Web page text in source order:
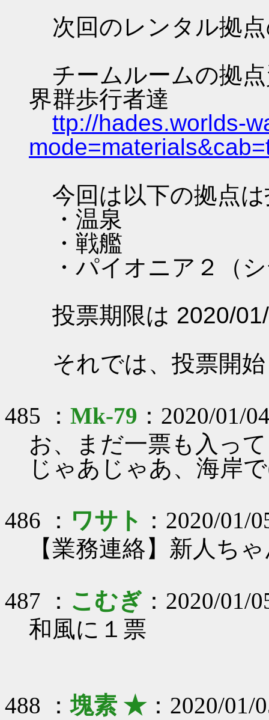
次回のレンタル拠
チームルームの拠
界群歩行者達
ttp://hades.worlds-
今回は以下の拠点
・温泉
・戦艦
・パイオニア２（
投票期限は 2020/
それでは、投票開
485 ： Mk-79 ：2020/01/
お、まだ一票も入っ
じゃあじゃあ、海岸
486 ： ワサト ：2020/01/
【業務連絡】新人ち
487 ： こむぎ ：2020/01/
和風に１票
488 ：塊素 ★：2020/01/